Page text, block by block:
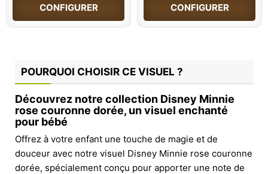
CONFIGURER CONFIGURER
POURQUOI CHOISIR CE VISUEL ?
Découvrez notre collection Disney Minnie
rose couronne dorée, un visuel enchanté
pour bébé
Offrez à votre enfant une touche de magie et de
douceur avec notre visuel Disney Minnie rose couronne
dorée, spécialement conçu pour apporter une note de